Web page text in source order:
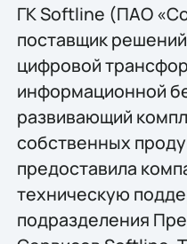
ГК Softline (ПАО
поставщик
цифровой
информационной
развивающий
собственных
предоставила
техническую
подразделения